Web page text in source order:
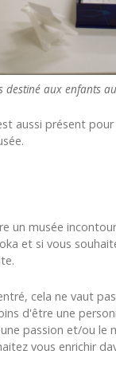
destiné aux enfants
aussi présent
un musée
et si vous
cela ne vaut
d'être une
passion et/ou le
vous enrichir